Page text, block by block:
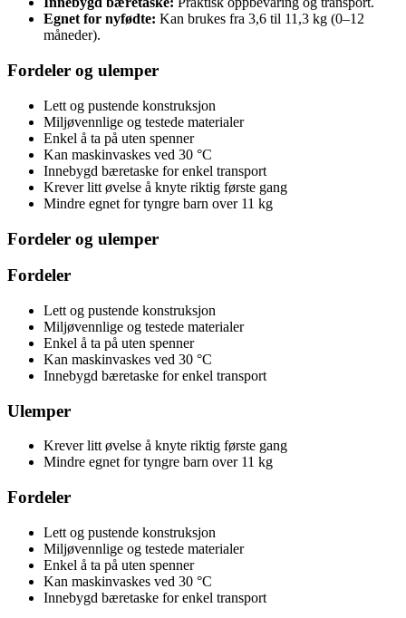
Egnet for nyfødte: Kan brukes fra 3,6 til 11,3 kg (0–12
måneder).
Fordeler og ulemper
Lett og pustende konstruksjon
Miljøvennlige og testede materialer
Enkel å ta på uten spenner
Kan maskinvaskes ved 30 °C
Innebygd bæretaske for enkel transport
Krever litt øvelse å knyte riktig første gang
Mindre egnet for tyngre barn over 11 kg
Fordeler og ulemper
Fordeler
Lett og pustende konstruksjon
Miljøvennlige og testede materialer
Enkel å ta på uten spenner
Kan maskinvaskes ved 30 °C
Innebygd bæretaske for enkel transport
Ulemper
Krever litt øvelse å knyte riktig første gang
Mindre egnet for tyngre barn over 11 kg
Fordeler
Lett og pustende konstruksjon
Miljøvennlige og testede materialer
Enkel å ta på uten spenner
Kan maskinvaskes ved 30 °C
Innebygd bæretaske for enkel transport